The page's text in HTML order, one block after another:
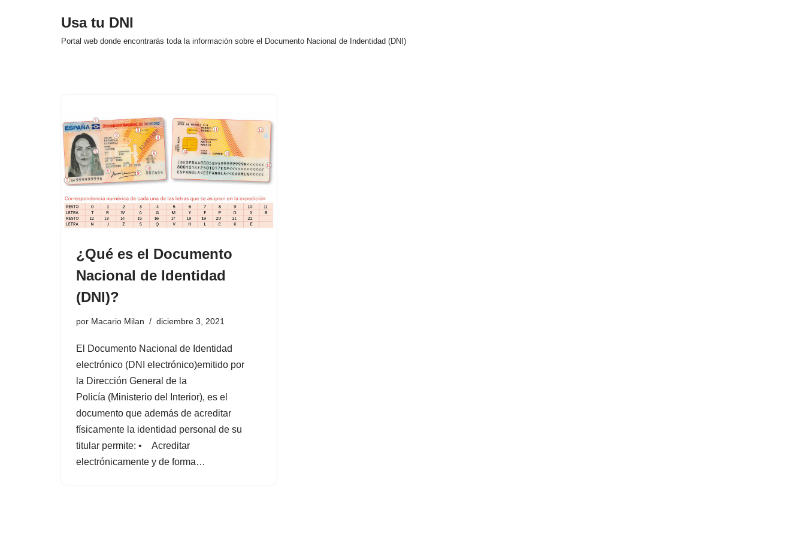
Usa tu DNI
Portal web donde encontrarás toda la información sobre el Documento Nacional de Indentidad (DNI)
¿Qué es el Documento
Nacional de Identidad
(DNI)?
por Macario Milan diciembre 3, 2021
El Documento Nacional de Identidad
electrónico (DNI electrónico)emitido por
la Dirección General de la
Policía (Ministerio del Interior), es el
documento que además de acreditar
físicamente la identidad personal de su
titular permite: • Acreditar
electrónicamente y de forma…